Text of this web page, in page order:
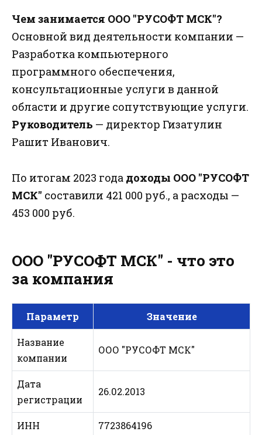
Чем занимается ООО "РУСОФТ МСК"?
Основной вид деятельности компании —
Разработка компьютерного
программного обеспечения,
консультационные услуги в данной
области и другие сопутствующие услуги.
Руководитель — директор Гизатулин
Рашит Иванович.
По итогам 2023 года доходы ООО "РУСОФТ
МСК" составили 421 000 руб., а расходы —
453 000 руб.
ООО "РУСОФТ МСК" - что это
за компания
Параметр Значение
Название
компании
ООО "РУСОФТ МСК"
Дата
регистрации
26.02.2013
ИНН 7723864196